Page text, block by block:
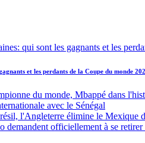
et les perdants de la Coupe du monde
du monde, Mbappé dans
avec le Sénégal
l'Angleterre élimine le Mexique
officiellement à se